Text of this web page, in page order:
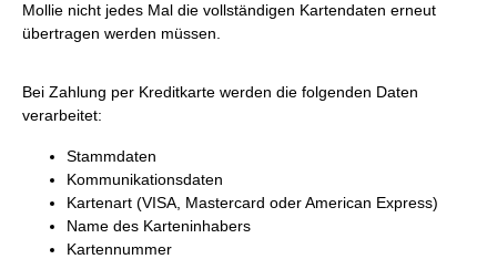
Mollie nicht jedes Mal die vollständigen Kartendaten erneut
übertragen werden müssen.
Bei Zahlung per Kreditkarte werden die folgenden Daten
verarbeitet:
Stammdaten
Kommunikationsdaten
Kartenart (VISA, Mastercard oder American Express)
Name des Karteninhabers
Kartennummer